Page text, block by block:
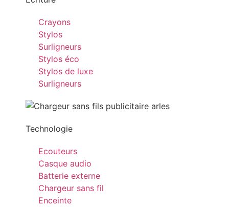
Crayons
Stylos
Surligneurs
Stylos éco
Stylos de luxe
Surligneurs
Technologie
Ecouteurs
Casque audio
Batterie externe
Chargeur sans fil
Enceinte